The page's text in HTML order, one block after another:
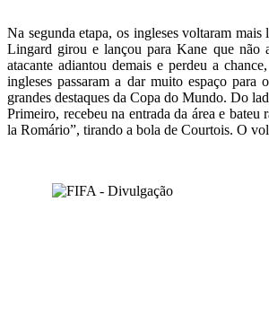
Na segunda etapa, os ingleses voltaram
Lingard girou e lançou para Kane que não
atacante adiantou demais e perdeu a
ingleses passaram a dar muito espaço para
grandes destaques da Copa do Mundo. Do
Primeiro, recebeu na entrada da área e
la Romário”, tirando a bola de Courtois. O